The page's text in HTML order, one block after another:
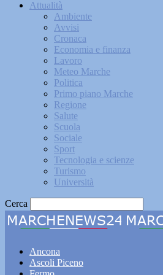
Attualità
Ambiente
Avvisi
Cronaca
Economia e finanza
Lavoro
Meteo Marche
Politica
Primo piano Marche
Regione
Salute
Scuola
Sociale
Sport
Tecnologia e scienze
Turismo
Università
Cerca
Ancona
Ascoli Piceno